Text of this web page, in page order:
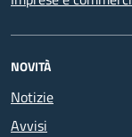
NOVITÀ
Notizie
Avvisi